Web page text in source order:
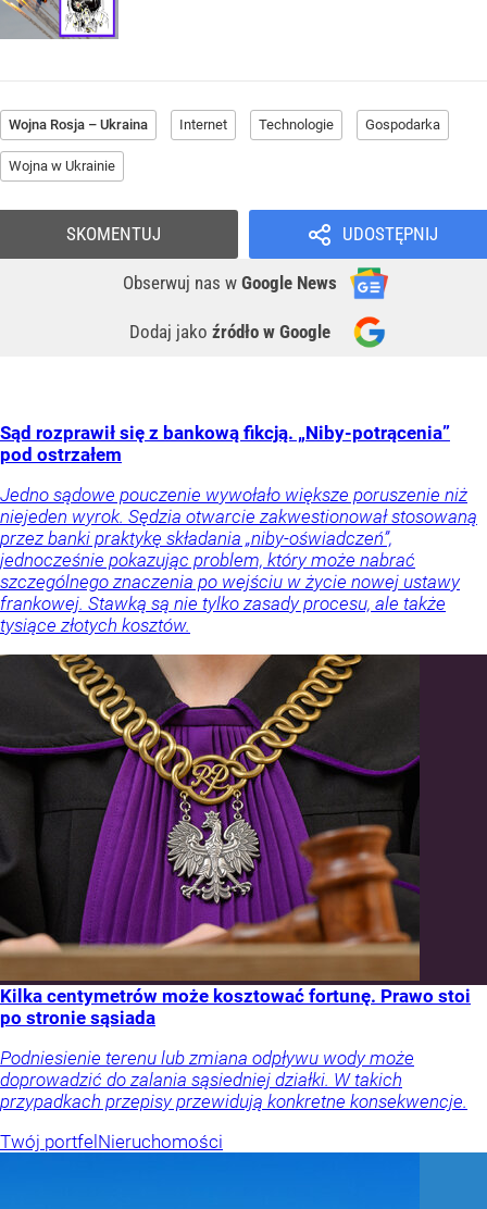
Wojna Rosja – Ukraina Internet Technologie Gospodarka
Wojna w Ukrainie
UDOSTĘPNIJ
Obserwuj nas w Google News
Dodaj jako źródło w Google
SKOMENTUJ
Sąd rozprawił się z bankową fikcją. „Niby-potrącenia”
pod ostrzałem
Jedno sądowe pouczenie wywołało większe poruszenie niż
niejeden wyrok. Sędzia otwarcie zakwestionował stosowaną
przez banki praktykę składania „niby-oświadczeń”,
jednocześnie pokazując problem, który może nabrać
szczególnego znaczenia po wejściu w życie nowej ustawy
frankowej. Stawką są nie tylko zasady procesu, ale także
tysiące złotych kosztów.
Kilka centymetrów może kosztować fortunę. Prawo stoi
po stronie sąsiada
Podniesienie terenu lub zmiana odpływu wody może
doprowadzić do zalania sąsiedniej działki. W takich
przypadkach przepisy przewidują konkretne konsekwencje.
Twój portfel Nieruchomości